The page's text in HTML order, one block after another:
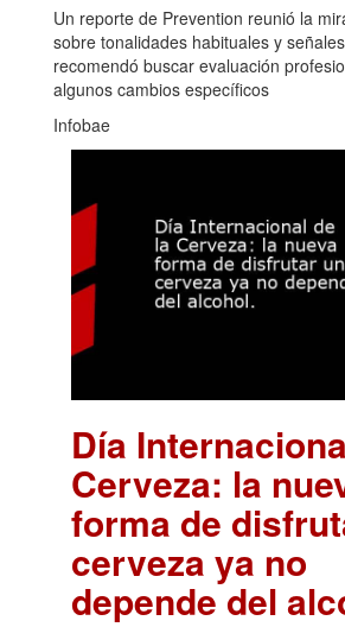
Un reporte de Prevention reunió la
sobre tonalidades habituales y
recomendó buscar evaluación
algunos cambios específicos
Infobae
Día
Cerveza: la
forma de
cerveza ya no
depende del